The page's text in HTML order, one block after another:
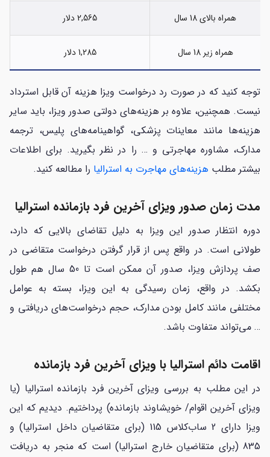
همراه بالای 18 سال 2,565 دلار
همراه زیر 18 سال 1,285 دلار
توجه کنید که در صورت رد درخواست ویزا هزینه آن قابل استرداد
نیست. همچنین، علاوه بر هزینه‌های دولتی صدور ویزا، باید سایر
هزینه‌ها مانند معاینات پزشکی، گواهینامه‌های پلیس، ترجمه
مدارک، مشاوره مهاجرتی و … را در نظر بگیرید. برای اطلاعات
بیشتر مطلب هزینه‌های مهاجرت به استرالیا را مطالعه کنید.
مدت زمان صدور ویزای آخرین فرد بازمانده استرالیا
دوره انتظار صدور این ویزا به دلیل تقاضای بالایی که دارد،
طولانی است. در واقع پس از قرار گرفتن درخواست متقاضی در
صف پردازش ویزا، صدور آن ممکن است تا 50 سال هم طول
بکشد. در واقع، زمان رسیدگی به این ویزا، بسته به عوامل
مختلفی مانند کامل بودن مدارک، حجم درخواست‌های دریافتی و
… می‌تواند متفاوت باشد.
اقامت دائم استرالیا با ویزای آخرین فرد بازمانده
در این مطلب به بررسی ویزای آخرین فرد بازمانده استرالیا (یا
ویزای آخرین اقوام/ خویشاوند بازمانده) پرداختیم. دیدیم که این
ویزا دارای 2 ساب‌کلاس 115 (برای متقاضیان داخل استرالیا) و
835 (برای متقاضیان خارج استرالیا) است که منجر به دریافت